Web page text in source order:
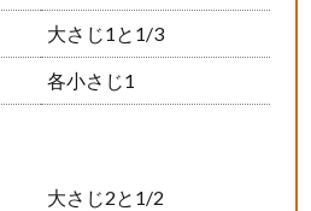
大さじ1と1/3
各小さじ1
大さじ2と1/2